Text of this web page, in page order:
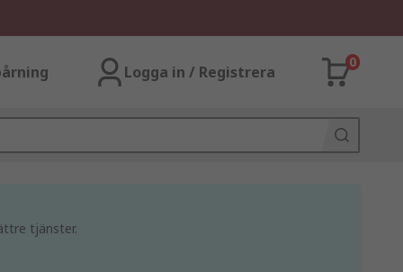
Logga in / Registrera
0
tjänster.